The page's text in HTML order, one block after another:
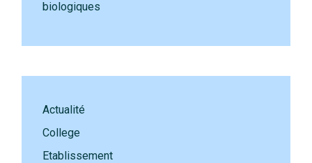
biologiques
Actualité
College
Etablissement